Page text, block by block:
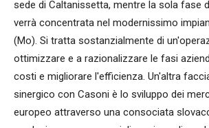
sede di Caltanissetta, mentre la sola fase
verrà concentrata nel modernissimo
(Mo). Si tratta sostanzialmente di
ottimizzare e a razionalizzare le fasi
costi e migliorare l'efficienza. Un'altra
sinergico con Casoni è lo sviluppo dei
europeo attraverso una consociata